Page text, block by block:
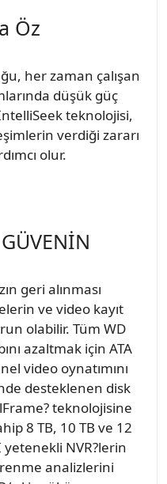
Öz
her zaman çalışan
düşük güç
teknolojisi,
verdiği zararı
olur.
geri alınması
ve video kayıt
olabilir. Tüm WD
azaltmak için ATA
video oynatımını
desteklenen disk
teknolojisine
8 TB, 10 TB ve 12
yetenekli NVR?lerin
analizlerini